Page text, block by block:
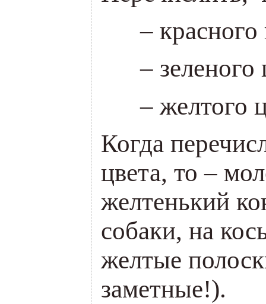
___–
___–
___– желтого
Когда
цвета, то –
желтенький
собаки, на
желтые
заметные!).